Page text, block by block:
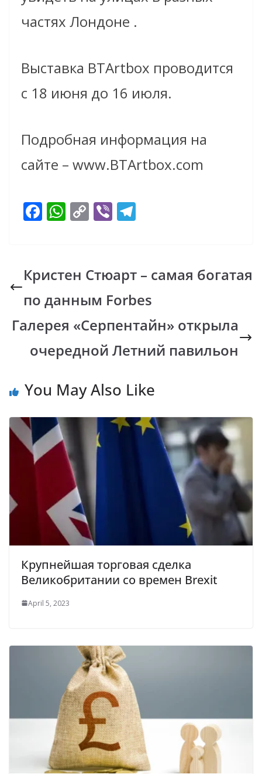
частях Лондоне .
Выставка BTArtbox проводится
с 18 июня до 16 июля.
Подробная информация на
сайте – www.BTArtbox.com
F
b
o
o
k
W
s
A
p
p
C
y
Li
n
k
Vi
gr
m
Кристен Стюарт – самая богатая
по данным Forbes
Галерея «Серпентайн» открыла
очередной Летний павильон
You May Also Like
Крупнейшая торговая сделка
Великобритании со времен Brexit
April 5, 2023